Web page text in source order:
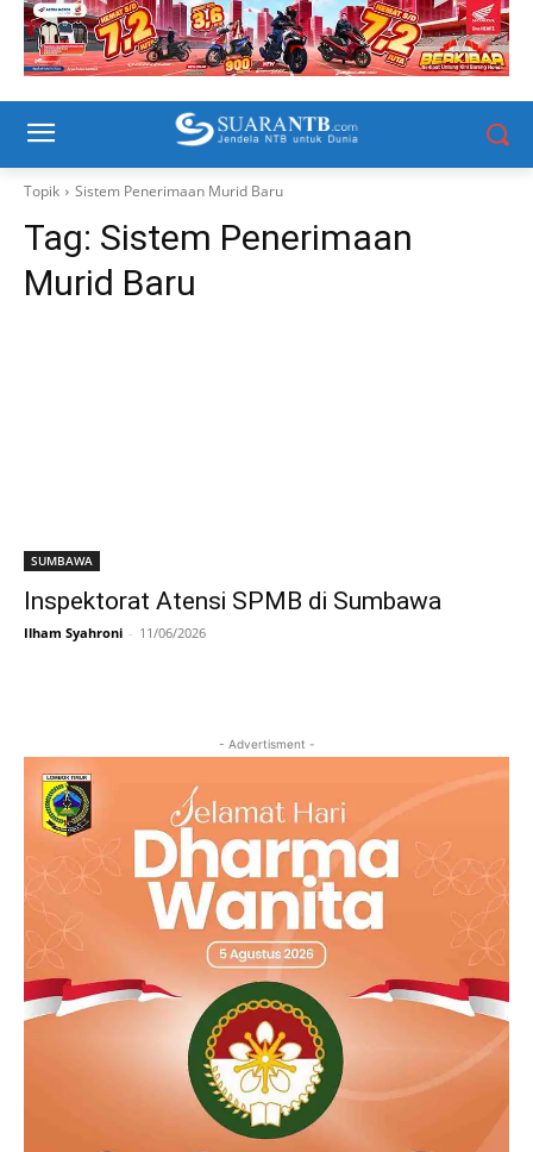
Topik Sistem Penerimaan Murid Baru
Tag: Sistem Penerimaan
Murid Baru
SUMBAWA
Inspektorat Atensi SPMB di Sumbawa
Ilham Syahroni - 11/06/2026
- Advertisment -